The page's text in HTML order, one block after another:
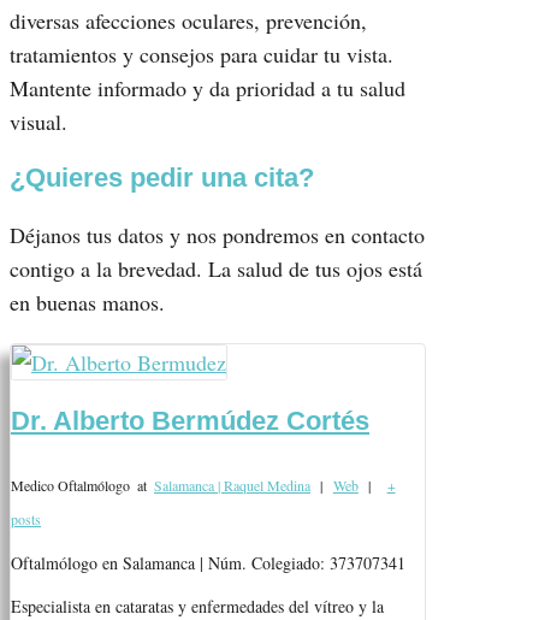
diversas afecciones oculares, prevención,
tratamientos y consejos para cuidar tu vista.
Mantente informado y da prioridad a tu salud
visual.
¿Quieres pedir una cita?
Déjanos tus datos y nos pondremos en contacto
contigo a la brevedad. La salud de tus ojos está
en buenas manos.
Dr. Alberto Bermúdez Cortés
Medico Oftalmólogo at Salamanca | Raquel Medina | Web |
+
posts
Oftalmólogo en Salamanca | Núm. Colegiado: 373707341
Especialista en cataratas y enfermedades del vítreo y la